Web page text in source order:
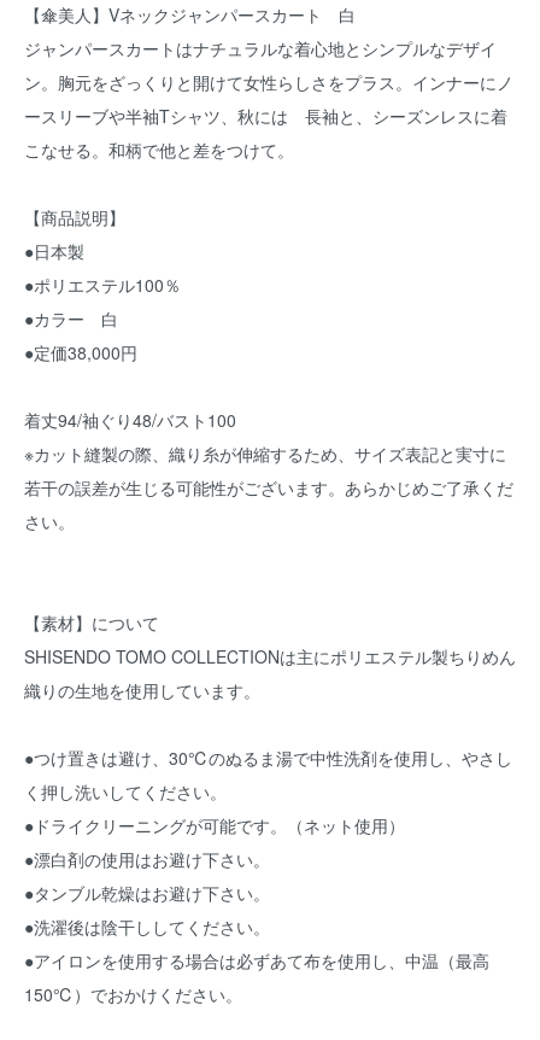
【傘美人】Vネックジャンパースカート 白
ジャンパースカートはナチュラルな着心地とシンプルなデザイ
ン。胸元をざっくりと開けて女性らしさをプラス。インナーにノ
ースリーブや半袖Tシャツ、秋には 長袖と、シーズンレスに着
こなせる。和柄で他と差をつけて。
【商品説明】
●日本製
●ポリエステル100％
●カラー 白
●定価38,000円
着丈94/袖ぐり48/バスト100
※カット縫製の際、織り糸が伸縮するため、サイズ表記と実寸に
若干の誤差が生じる可能性がございます。あらかじめご了承くだ
さい。
【素材】について
SHISENDO TOMO COLLECTIONは主にポリエステル製ちりめん
織りの生地を使用しています。
●つけ置きは避け、30℃のぬるま湯で中性洗剤を使用し、やさし
く押し洗いしてください。
●ドライクリーニングが可能です。（ネット使用）
●漂白剤の使用はお避け下さい。
●タンブル乾燥はお避け下さい。
●洗濯後は陰干ししてください。
●アイロンを使用する場合は必ずあて布を使用し、中温（最高
150℃）でおかけください。